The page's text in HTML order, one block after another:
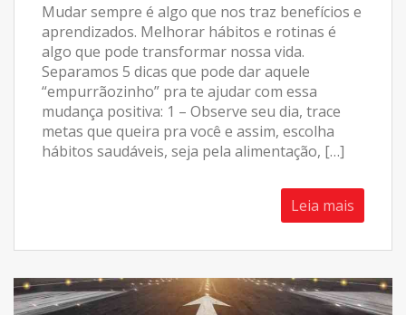
Mudar sempre é algo que nos traz benefícios e
aprendizados. Melhorar hábitos e rotinas é
algo que pode transformar nossa vida.
Separamos 5 dicas que pode dar aquele
“empurrãozinho” pra te ajudar com essa
mudança positiva: 1 – Observe seu dia, trace
metas que queira pra você e assim, escolha
hábitos saudáveis, seja pela alimentação, […]
Leia mais